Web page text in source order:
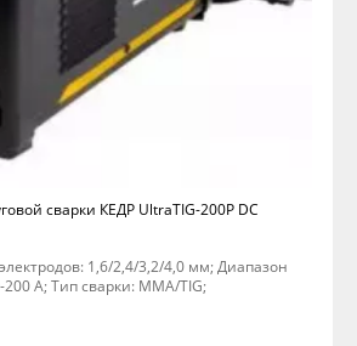
сварки КЕДР UltraTIG-200P DC
1,6/2,4/3,2/4,0 мм; Диапазон
200 А; Тип сварки: MMA/TIG;